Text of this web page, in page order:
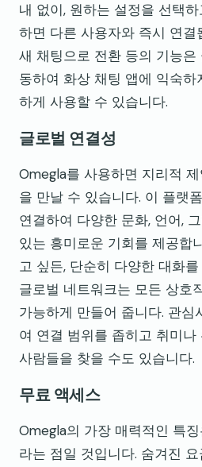
내 없이, 원하는 설정을 선택
하면 다른 사용자와 즉시 연결
새 채팅으로 전환 등의 기능
동하여 화상 채팅 앱에 익숙하
하게 사용할 수 있습니다.
글로벌 연결성
Omegla를 사용하면 지리적
을 만날 수 있습니다. 이 플랫
연결하여 다양한 문화, 언어,
있는 흥미로운 기회를 제공합
고 싶든, 단순히 다양한 대화
글로벌 네트워크는 모든 상호
가능하게 만들어 줍니다. 관심
여 연결 범위를 좁히고 취미
사람들을 찾을 수도 있습니다.
무료 액세스
Omegla의 가장 매력적인 특
라는 점일 것입니다. 숨겨진